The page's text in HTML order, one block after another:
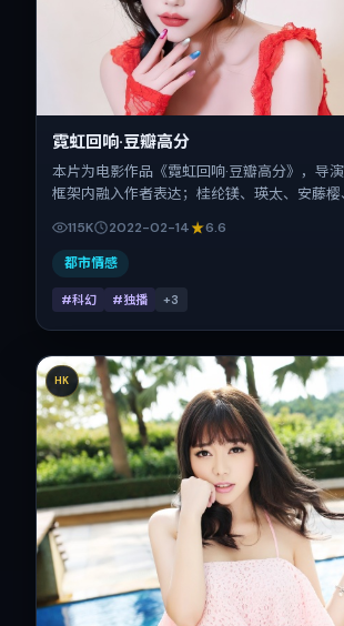
霓虹回响·豆瓣高分
本片为电影作品《霓虹回响·豆瓣高分》，导
框架内融入作者表达；桂纶镁、瑛太、安藤樱
景为英国。上映时间 2022年2月14日（公映
02-14），全片94分钟，节奏张弛有度。
115K 2022-02-14 6.6
都市情感
#科幻 #独播 +3
HK